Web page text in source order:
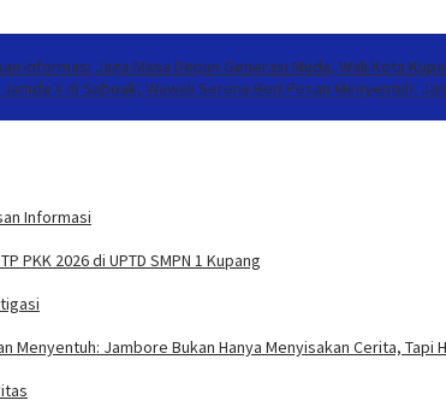
Informasi Jaga Masa Depan Generasi Muda, Wali Kota
X di Saboak, Wawali Serena Beri Pesan Menyentuh:
Informasi
PKK 2026 di UPTD SMPN 1 Kupang
Menyentuh: Jambore Bukan Hanya Menyisakan Cerita, Tapi